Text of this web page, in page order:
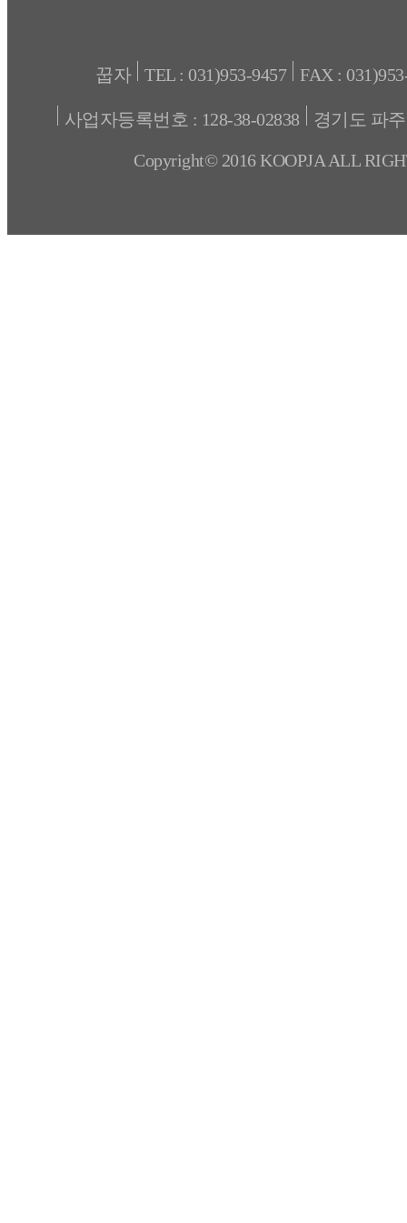
꿉자 TEL : 031)953-9457 FAX :
사업자등록번호 : 128-38-02838 경기도 파
Copyright© 2016 KOOPJA ALL